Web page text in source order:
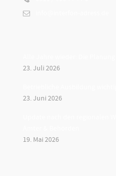
23. Juli 2026
23. Juni 2026
19. Mai 2026